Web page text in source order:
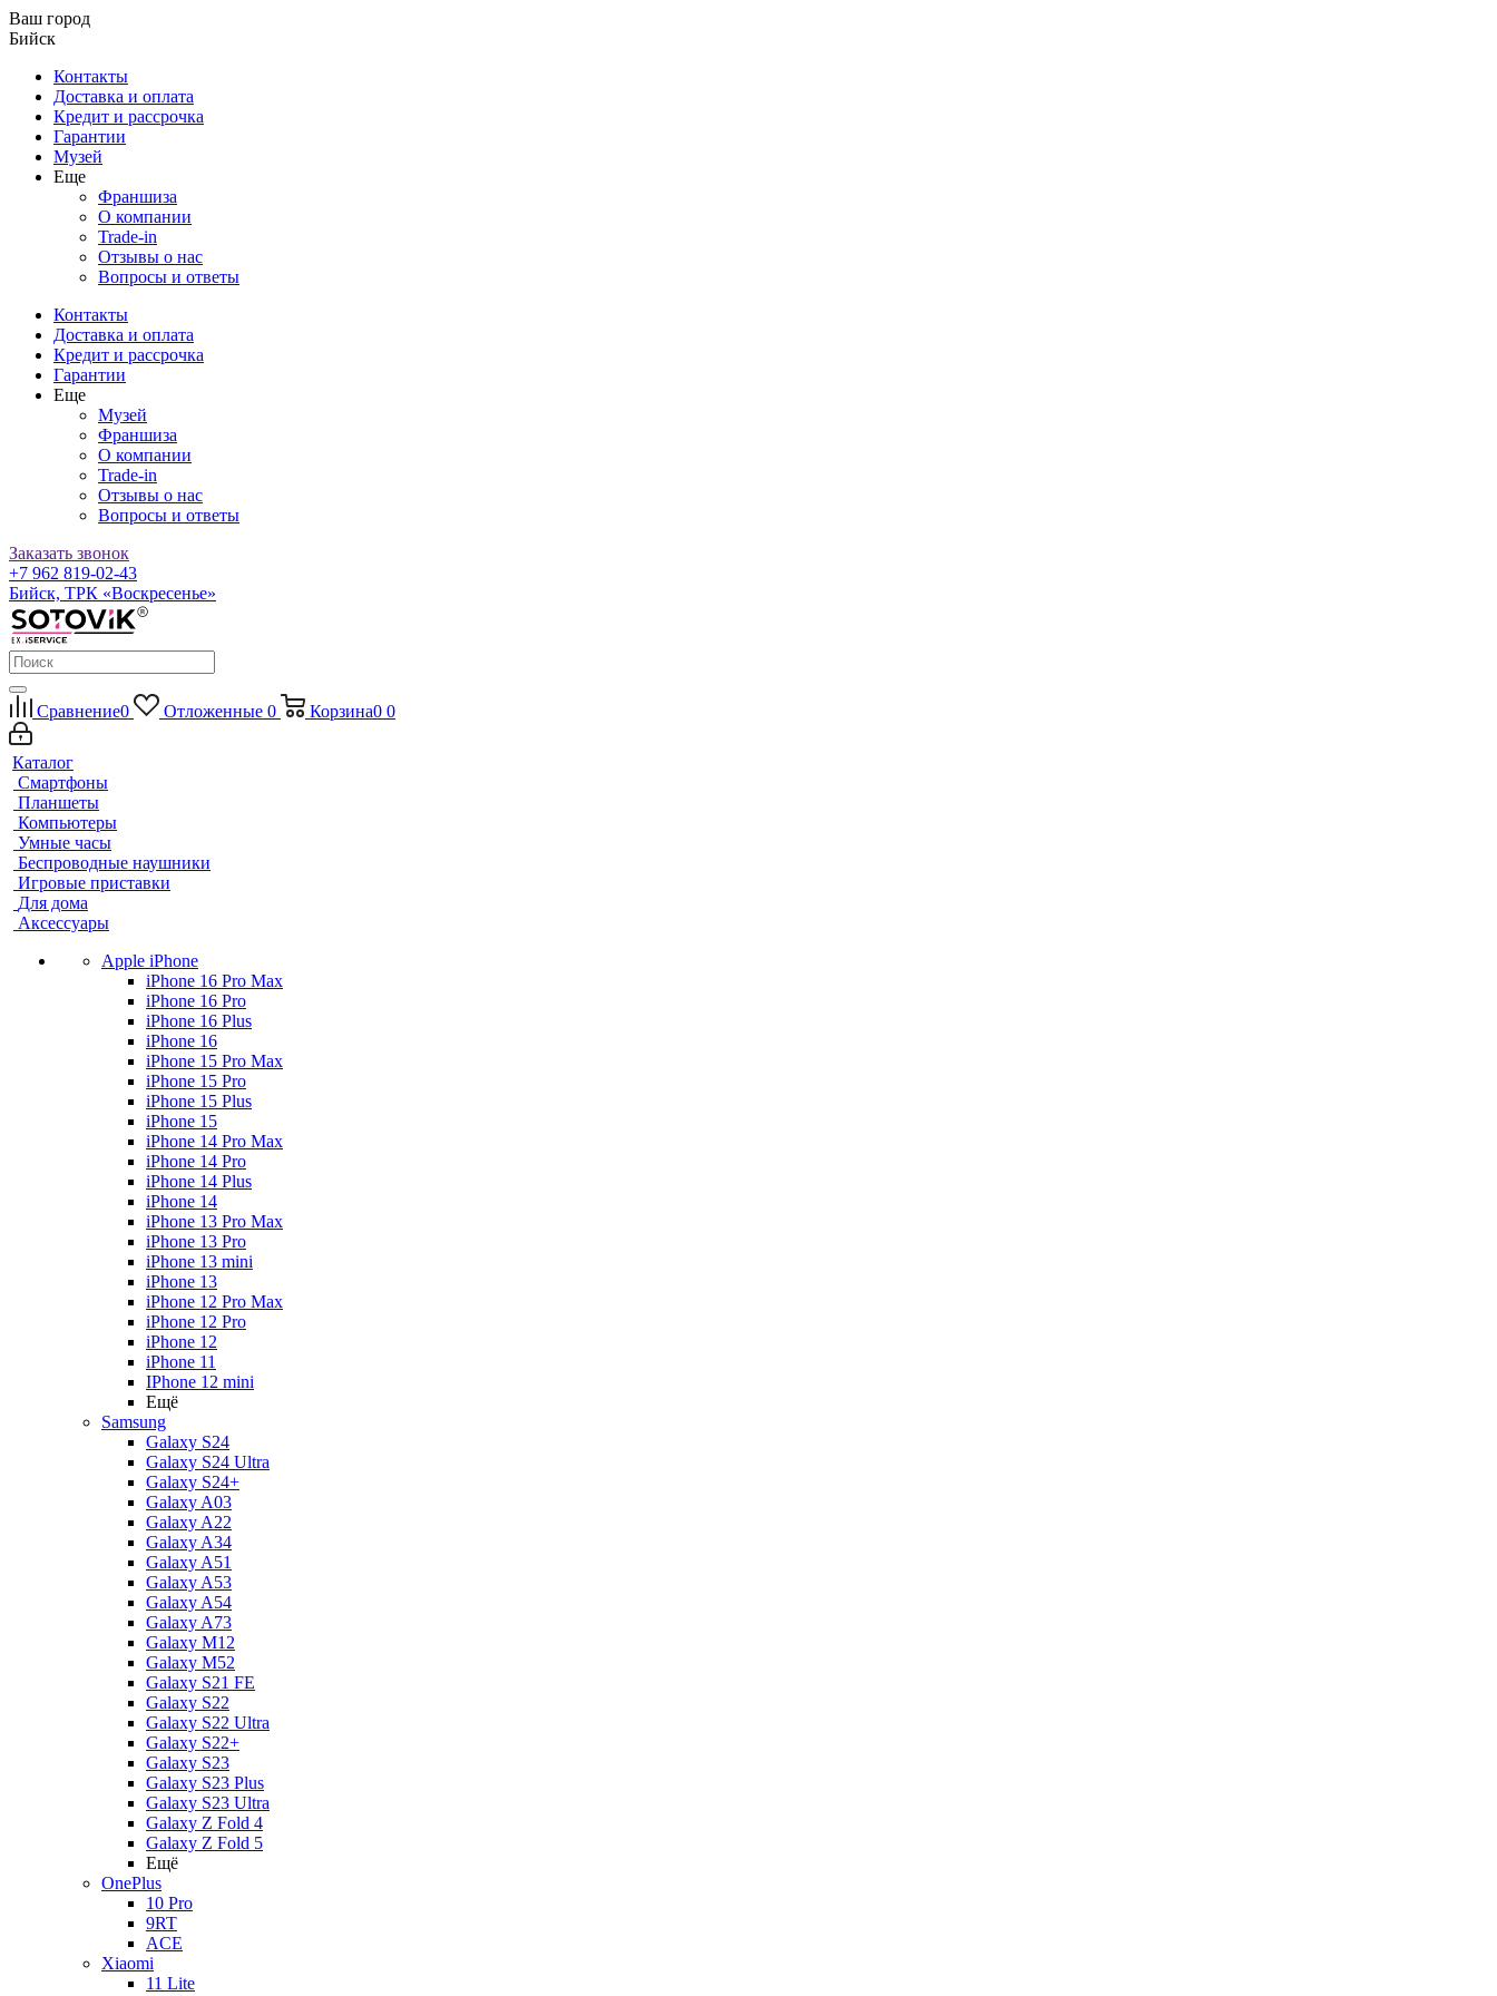
Ваш город
Бийск
Контакты
Доставка и оплата
Кредит и рассрочка
Гарантии
Музей
Еще
Франшиза
О компании
Trade-in
Отзывы о нас
Вопросы и ответы
Контакты
Доставка и оплата
Кредит и рассрочка
Гарантии
Еще
Музей
Франшиза
О компании
Trade-in
Отзывы о нас
Вопросы и ответы
Заказать звонок
+7 962 819-02-43
Бийск, ТРК «Воскресенье»
Сравнение0 Отложенные 0 Корзина0 0
Каталог
Смартфоны
Планшеты
Компьютеры
Умные часы
Беспроводные наушники
Игровые приставки
Для дома
Аксессуары
Apple iPhone
iPhone 16 Pro Max
iPhone 16 Pro
iPhone 16 Plus
iPhone 16
iPhone 15 Pro Max
iPhone 15 Pro
iPhone 15 Plus
iPhone 15
iPhone 14 Pro Max
iPhone 14 Pro
iPhone 14 Plus
iPhone 14
iPhone 13 Pro Max
iPhone 13 Pro
iPhone 13 mini
iPhone 13
iPhone 12 Pro Max
iPhone 12 Pro
iPhone 12
iPhone 11
IPhone 12 mini
Ещё
Samsung
Galaxy S24
Galaxy S24 Ultra
Galaxy S24+
Galaxy A03
Galaxy A22
Galaxy A34
Galaxy A51
Galaxy A53
Galaxy A54
Galaxy A73
Galaxy M12
Galaxy M52
Galaxy S21 FE
Galaxy S22
Galaxy S22 Ultra
Galaxy S22+
Galaxy S23
Galaxy S23 Plus
Galaxy S23 Ultra
Galaxy Z Fold 4
Galaxy Z Fold 5
Ещё
OnePlus
10 Pro
9RT
ACE
Xiaomi
11 Lite